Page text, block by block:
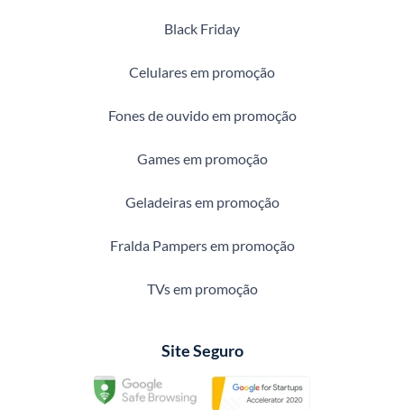
Black Friday
Celulares em promoção
Fones de ouvido em promoção
Games em promoção
Geladeiras em promoção
Fralda Pampers em promoção
TVs em promoção
Site Seguro